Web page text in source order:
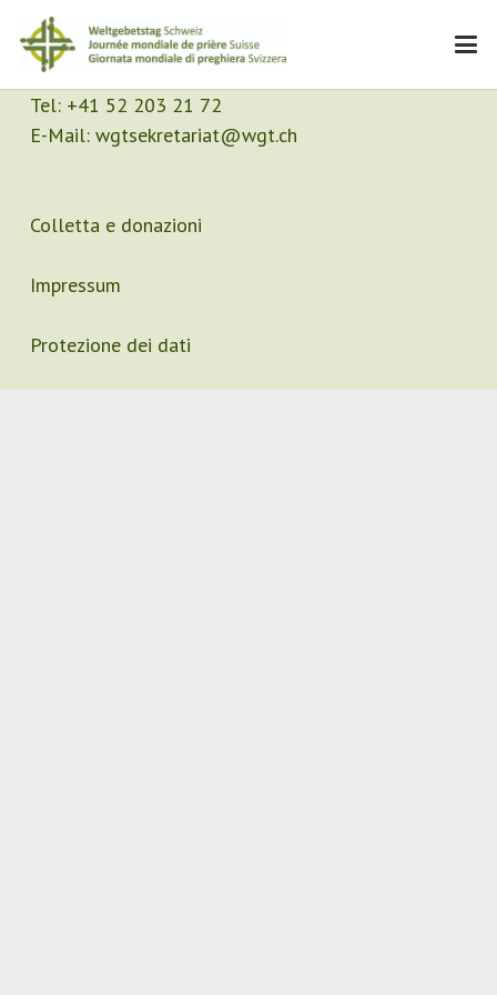
Contatto
Segretariato
Tel: +41 52 203 21 72
E-Mail: wgtsekretariat@wgt.ch
Colletta e donazioni
Impressum
Protezione dei dati